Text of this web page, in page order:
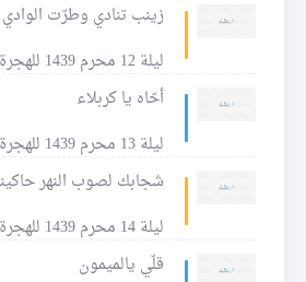
زينب تنادي وطرّت الوادي
ليلة 12 محرم 1439 للهجرة
أحّاه يا كربلاء
ليلة 13 محرم 1439 للهجرة
شجابك لصوب النهر
ليلة 14 محرم 1439 للهجرة
قلّي يالميمون